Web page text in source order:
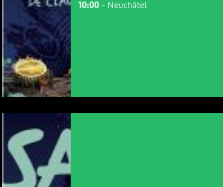
10:00- Neuchâtel